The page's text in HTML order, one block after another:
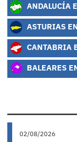
ANDALUCÍA
ASTURIAS
CANTABRIA
BALEARES
02/08/2026